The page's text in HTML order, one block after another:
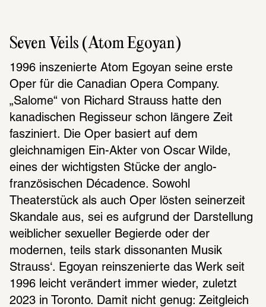
Seven Veils (Atom Egoyan)
1996 inszenierte Atom Egoyan seine erste
Oper für die Canadian Opera Company.
„Salome“ von Richard Strauss hatte den
kanadischen Regisseur schon längere Zeit
fasziniert. Die Oper basiert auf dem
gleichnamigen Ein-Akter von Oscar Wilde,
eines der wichtigsten Stücke der anglo-
französischen Décadence. Sowohl
Theaterstück als auch Oper lösten seinerzeit
Skandale aus, sei es aufgrund der Darstellung
weiblicher sexueller Begierde oder der
modernen, teils stark dissonanten Musik
Strauss‘. Egoyan reinszenierte das Werk seit
1996 leicht verändert immer wieder, zuletzt
2023 in Toronto. Damit nicht genug: Zeitgleich